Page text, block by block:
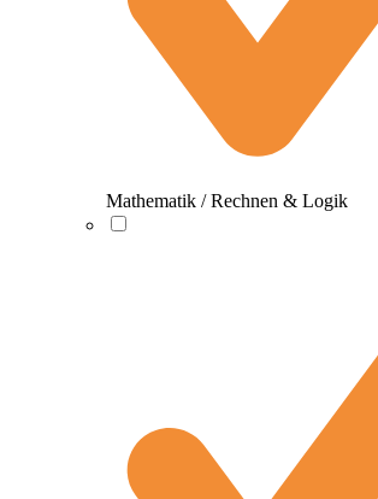
Mathematik / Rechnen & Logik